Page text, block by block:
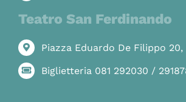
Teatro San Ferdinando
Piazza Eduardo De Filippo 20,
Biglietteria 081 292030 /